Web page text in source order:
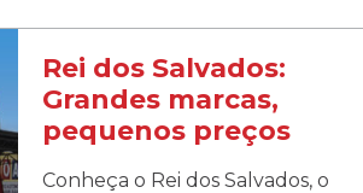
Rei dos Salvados:
Grandes marcas,
pequenos preços
Conheça o Rei dos Salvados, o